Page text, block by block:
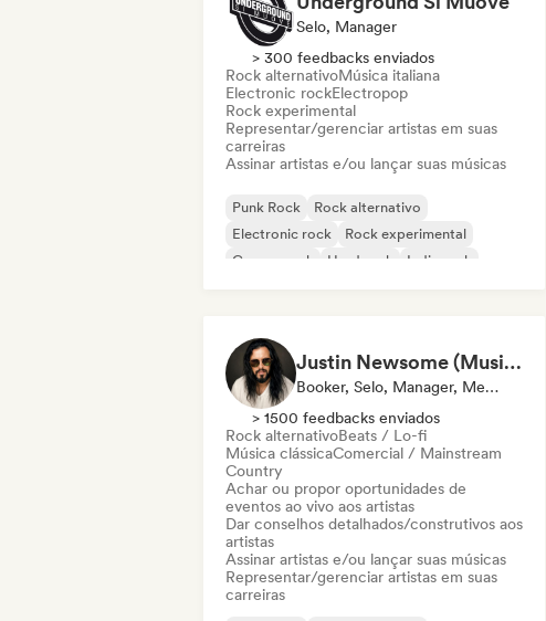
Selo, Manager
> 300 feedbacks enviados
Rock alternativoMúsica italiana
Electronic rockElectropop
Rock experimental
Representar/gerenciar artistas em suas
carreiras
Assinar artistas e/ou lançar suas músicas
Punk Rock
Rock alternativo
Electronic rock
Rock experimental
Garage rock
Hard rock
Indie rock
Justin Newsome (Music & Entertainment Executive | A&R, Artist Development & Partnerships | Applied AI & Systems Strategy)
Booker, Selo, Manager, Mentor
> 1500 feedbacks enviados
Rock alternativoBeats / Lo-fi
Música clássicaComercial / Mainstream
Country
Achar ou propor oportunidades de
eventos ao vivo aos artistas
Dar conselhos detalhados/construtivos aos
artistas
Assinar artistas e/ou lançar suas músicas
Representar/gerenciar artistas em suas
carreiras